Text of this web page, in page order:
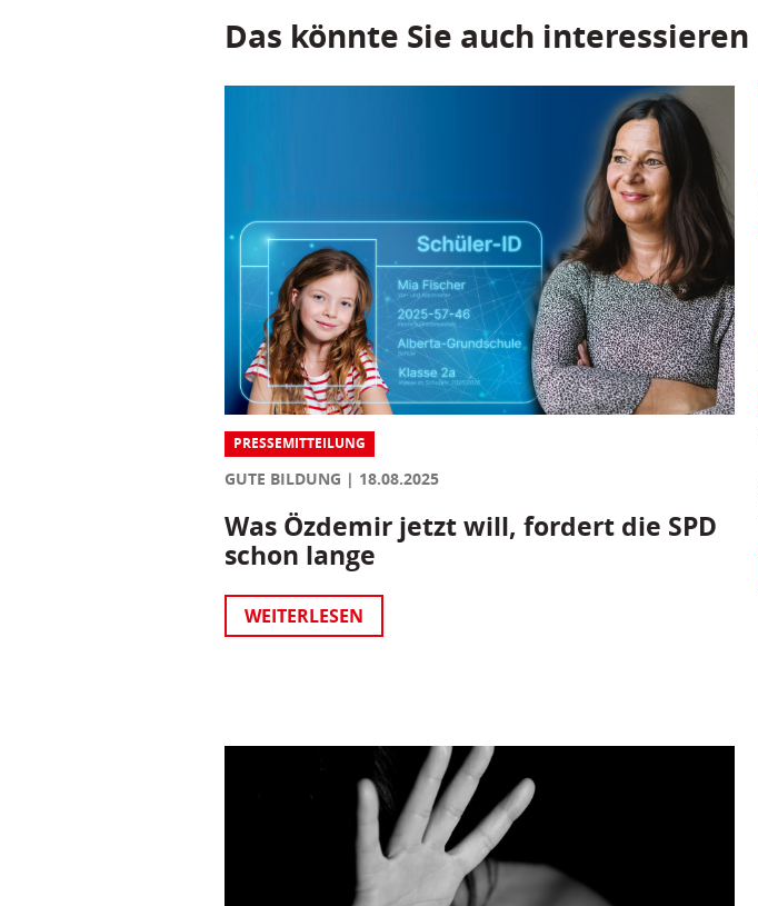
Das könnte Sie auch interessieren
PRESSEMITTEILUNG
GUTE BILDUNG 18.08.2025
Was Özdemir jetzt will, fordert die SPD
schon lange
WEITERLESEN